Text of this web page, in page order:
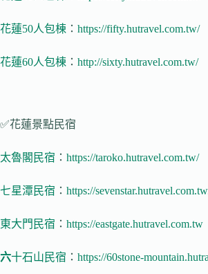
花蓮50人包棟 ： https://fifty.hutravel.com.tw/
花蓮60人包棟 ： http://sixty.hutravel.com.tw/
✅花蓮景點民宿
太魯閣民宿 ： https://taroko.hutravel.com.tw/
七星潭民宿 ： https://
東大門民宿 ： https://eastgate.hutravel.com.tw
六十石山民宿 ： https://60stone-